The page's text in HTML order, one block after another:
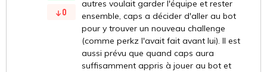
0
autres voulait garder l'équipe et rester
ensemble, caps a décider d'aller au bot
pour y trouver un nouveau challenge
(comme perkz l'avait fait avant lui). Il est
aussi prévu que quand caps aura
suffisamment appris à jouer au bot et